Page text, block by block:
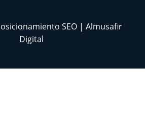
SEO | Almusafir
Digital